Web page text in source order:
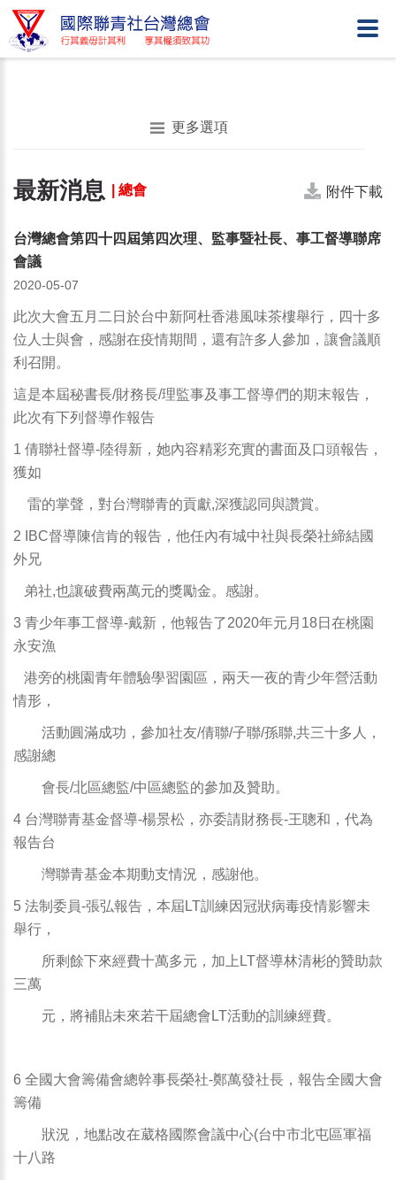
更多選項
附件下載
最新消息 | 總會
台灣總會第四十四屆第四次理、監事暨社長、事工督導聯席
會議
2020-05-07
此次大會五月二日於台中新阿杜香港風味茶樓舉行，四十多
位人士與會，感謝在疫情期間，還有許多人參加，讓會議順
利召開。
這是本屆秘書長/財務長/理監事及事工督導們的期末報告，
此次有下列督導作報告
1 倩聯社督導-陸得新，她內容精彩充實的書面及口頭報告，
獲如
雷的掌聲，對台灣聯青的貢獻,深獲認同與讚賞。
2 IBC督導陳信肯的報告，他任內有城中社與長榮社締結國
外兄
弟社,也讓破費兩萬元的獎勵金。感謝。
3 青少年事工督導-戴新，他報告了2020年元月18日在桃園
永安漁
港旁的桃園青年體驗學習園區，兩天一夜的青少年營活動
情形，
活動圓滿成功，參加社友/倩聯/子聯/孫聯,共三十多人，
感謝總
會長/北區總監/中區總監的參加及贊助。
4 台灣聯青基金督導-楊景松，亦委請財務長-王聰和，代為
報告台
灣聯青基金本期動支情況，感謝他。
5 法制委員-張弘報告，本屆LT訓練因冠狀病毒疫情影響未
舉行，
所剩餘下來經費十萬多元，加上LT督導林清彬的贊助款
三萬
元，將補貼未來若干屆總會LT活動的訓練經費。
6 全國大會籌備會總幹事長榮社-鄭萬發社長，報告全國大會
籌備
狀況，地點改在葳格國際會議中心(台中市北屯區軍福
十八路